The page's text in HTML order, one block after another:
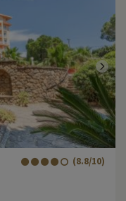
(8.8/10)